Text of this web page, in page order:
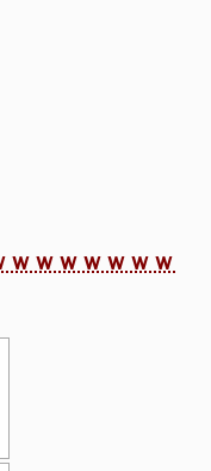
ｗｗｗｗｗｗｗ